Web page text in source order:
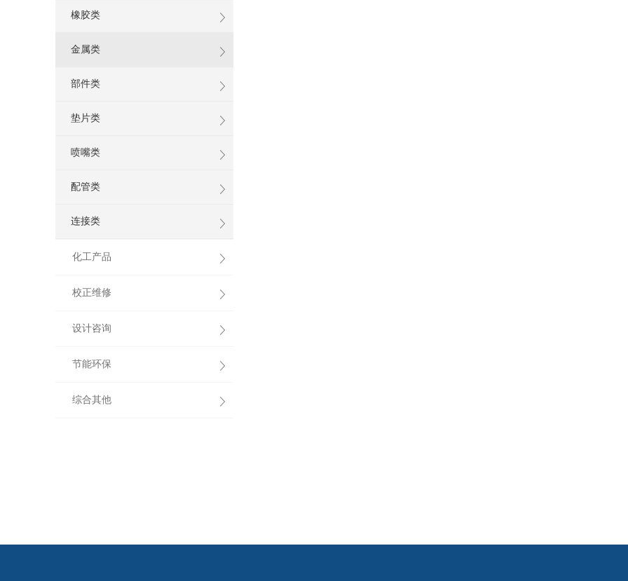
橡胶类
金属类
部件类
垫片类
喷嘴类
配管类
连接类
化工产品
校正维修
设计咨询
节能环保
综合其他